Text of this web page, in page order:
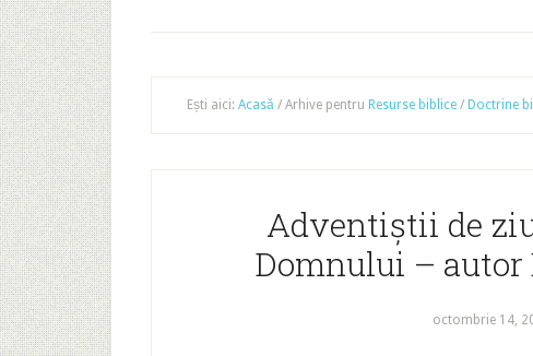
Ești aici: Acasă / Arhive pentru Resurse biblice / Doctrine
Adventiștii de
Domnului –
octombrie 14,